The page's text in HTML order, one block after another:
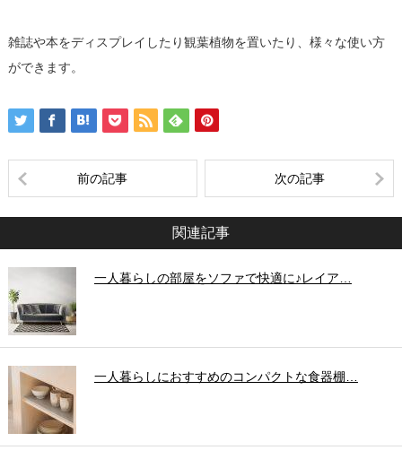
雑誌や本をディスプレイしたり観葉植物を置いたり、様々な使い方
ができます。
前の記事 次の記事
関連記事
一人暮らしの部屋をソファで快適に♪レイア…
一人暮らしにおすすめのコンパクトな食器棚…